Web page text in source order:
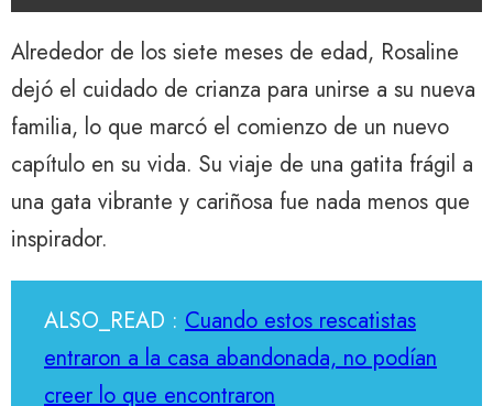
Alrededor de los siete meses de edad, Rosaline
dejó el cuidado de crianza para unirse a su nueva
familia, lo que marcó el comienzo de un nuevo
capítulo en su vida. Su viaje de una gatita frágil a
una gata vibrante y cariñosa fue nada menos que
inspirador.
ALSO_READ : Cuando estos rescatistas
entraron a la casa abandonada, no podían
creer lo que encontraron